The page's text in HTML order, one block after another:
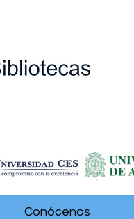
Conócenos